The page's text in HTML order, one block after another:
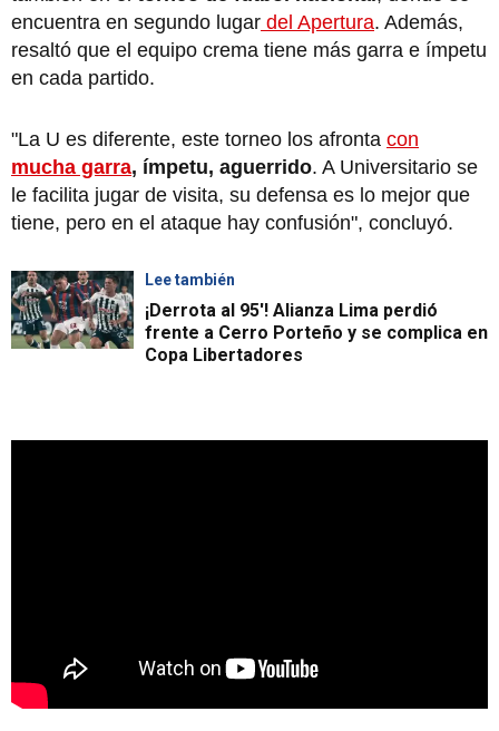
encuentra en segundo lugar del Apertura. Además,
resaltó que el equipo crema tiene más garra e ímpetu
en cada partido.
"La U es diferente, este torneo los afronta con
mucha garra, ímpetu, aguerrido. A Universitario se
le facilita jugar de visita, su defensa es lo mejor que
tiene, pero en el ataque hay confusión", concluyó.
Lee también
¡Derrota al 95'! Alianza Lima perdió
frente a Cerro Porteño y se complica en
Copa Libertadores